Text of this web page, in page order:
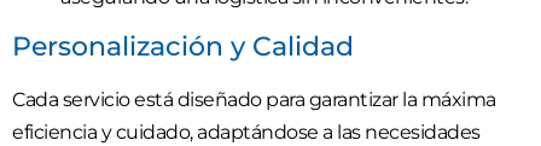
Personalización y Calidad
Cada servicio está diseñado para garantizar la máxima
eficiencia y cuidado, adaptándose a las necesidades